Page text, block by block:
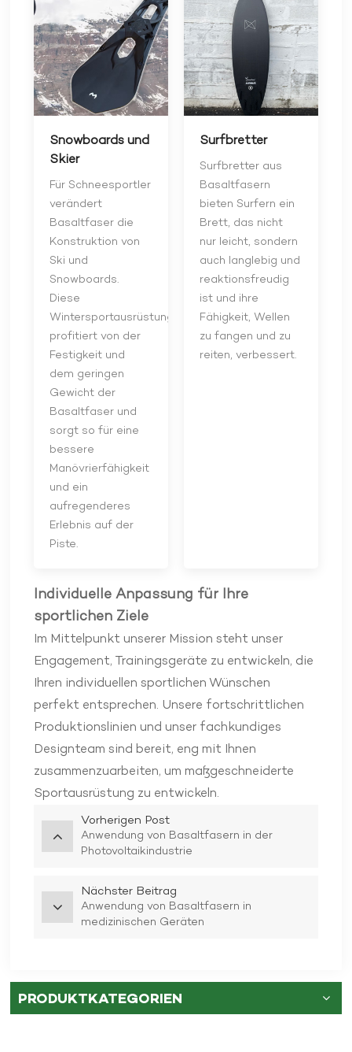
Snowboards und
Skier
Für Schneesportler
verändert
Basaltfaser die
Konstruktion von
Ski und
Snowboards.
Diese
Wintersportausrüstung
profitiert von der
Festigkeit und
dem geringen
Gewicht der
Basaltfaser und
sorgt so für eine
bessere
Manövrierfähigkeit
und ein
aufregenderes
Erlebnis auf der
Piste.
Surfbretter
Surfbretter aus
Basaltfasern
bieten Surfern ein
Brett, das nicht
nur leicht, sondern
auch langlebig und
reaktionsfreudig
ist und ihre
Fähigkeit, Wellen
zu fangen und zu
reiten, verbessert.
Individuelle Anpassung für Ihre
sportlichen Ziele
Im Mittelpunkt unserer Mission steht unser
Engagement, Trainingsgeräte zu entwickeln, die
Ihren individuellen sportlichen Wünschen
perfekt entsprechen. Unsere fortschrittlichen
Produktionslinien und unser fachkundiges
Designteam sind bereit, eng mit Ihnen
zusammenzuarbeiten, um maßgeschneiderte
Sportausrüstung zu entwickeln.
Vorherigen Post
Anwendung von Basaltfasern in der
Photovoltaikindustrie
Nächster Beitrag
Anwendung von Basaltfasern in
medizinischen Geräten
PRODUKTKATEGORIEN